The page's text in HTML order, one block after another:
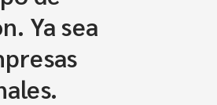
Ya sea